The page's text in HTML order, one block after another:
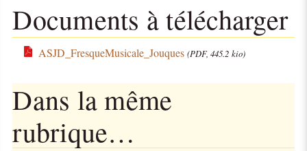
Documents à télécharger
ASJD_FresqueMusicale_Jouques (PDF, 445.2 kio)
Dans la même
rubrique…